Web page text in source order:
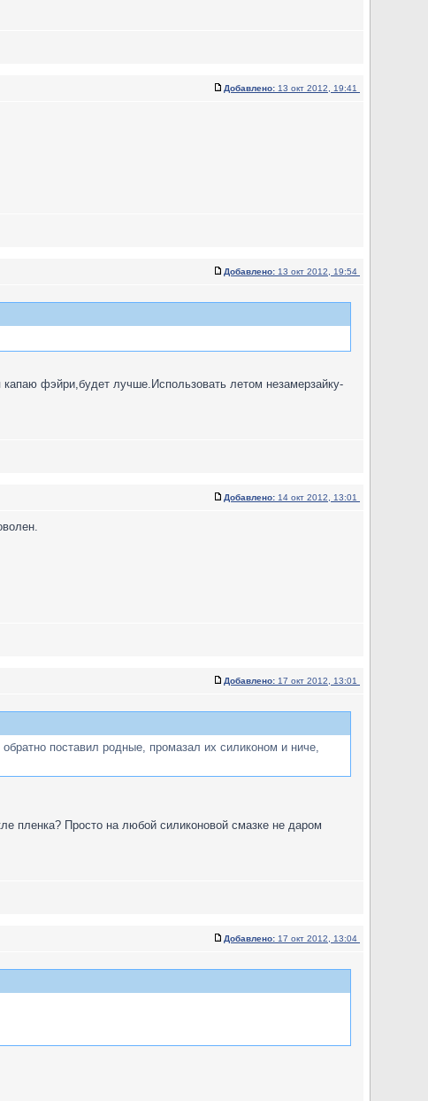
Добавлено: 13 окт 2012, 19:41
Добавлено: 13 окт 2012, 19:54
фэйри,будет лучше.Использовать летом незамерзайку-
Добавлено: 14 окт 2012, 13:01
Добавлено: 17 окт 2012, 13:01
поставил родные, промазал их силиконом и ниче,
пленка? Просто на любой силиконовой смазке не даром
Добавлено: 17 окт 2012, 13:04